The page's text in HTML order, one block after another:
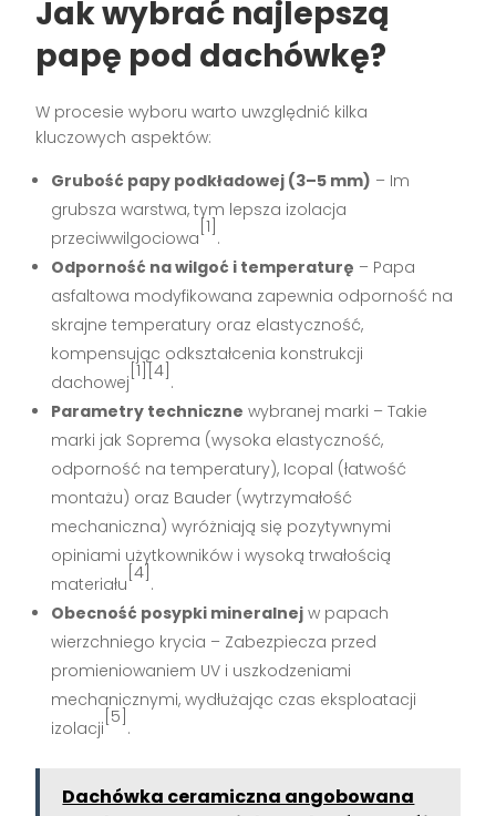
Jak wybrać najlepszą
papę pod dachówkę?
W procesie wyboru warto uwzględnić kilka
kluczowych aspektów:
Grubość papy podkładowej (3–5 mm) – Im
grubsza warstwa, tym lepsza izolacja
przeciwwilgociowa
[1]
.
Odporność na wilgoć i temperaturę – Papa
asfaltowa modyfikowana zapewnia odporność na
skrajne temperatury oraz elastyczność,
kompensując odkształcenia konstrukcji
dachowej
[1][4]
.
Parametry techniczne wybranej marki – Takie
marki jak Soprema (wysoka elastyczność,
odporność na temperatury), Icopal (łatwość
montażu) oraz Bauder (wytrzymałość
mechaniczna) wyróżniają się pozytywnymi
opiniami użytkowników i wysoką trwałością
materiału
[4]
.
Obecność posypki mineralnej w papach
wierzchniego krycia – Zabezpiecza przed
promieniowaniem UV i uszkodzeniami
mechanicznymi, wydłużając czas eksploatacji
izolacji
[5]
.
Dachówka ceramiczna angobowana